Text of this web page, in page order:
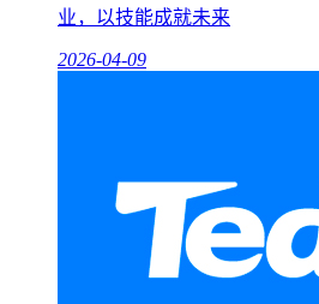
业，以技能成就未来
2026-04-09